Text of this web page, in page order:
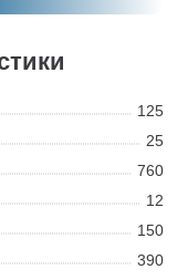
125
25
760
12
150
390